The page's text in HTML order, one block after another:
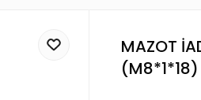
MAZOT
(M8*1*18)